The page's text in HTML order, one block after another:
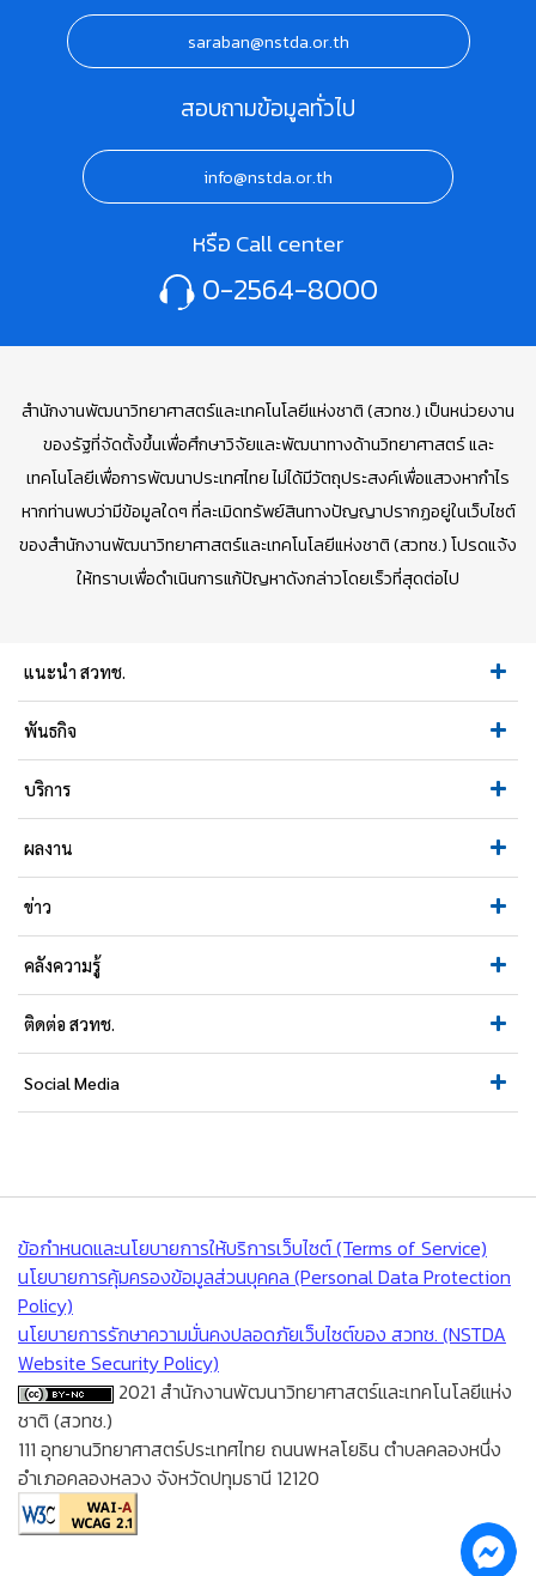
saraban@nstda.or.th
สอบถามข้อมูลทั่วไป
info@nstda.or.th
หรือ Call center
0-2564-8000
สำนักงานพัฒนาวิทยาศาสตร์และเทคโนโลยีแห่งชาติ (สวทช.) เป็นหน่วยงาน
ของรัฐที่จัดตั้งขึ้นเพื่อศึกษาวิจัยและพัฒนาทางด้านวิทยาศาสตร์ และ
เทคโนโลยีเพื่อการพัฒนาประเทศไทย ไม่ได้มีวัตถุประสงค์เพื่อแสวงหากำไร
หากท่านพบว่ามีข้อมูลใดๆ ที่ละเมิดทรัพย์สินทางปัญญาปรากฏอยู่ในเว็บไซต์
ของสำนักงานพัฒนาวิทยาศาสตร์และเทคโนโลยีแห่งชาติ (สวทช.) โปรดแจ้ง
ให้ทราบเพื่อดำเนินการแก้ปัญหาดังกล่าวโดยเร็วที่สุดต่อไป
แนะนำ สวทช.
พันธกิจ
บริการ
ผลงาน
ข่าว
คลังความรู้
ติดต่อ สวทช.
Social Media
ข้อกำหนดและนโยบายการให้บริการเว็บไซต์ (Terms of Service)
นโยบายการคุ้มครองข้อมูลส่วนบุคคล (Personal Data Protection
Policy)
นโยบายการรักษาความมั่นคงปลอดภัยเว็บไซต์ของ สวทช. (NSTDA
Website Security Policy)
2021 สำนักงานพัฒนาวิทยาศาสตร์และเทคโนโลยีแห่ง
ชาติ (สวทช.)
111 อุทยานวิทยาศาสตร์ประเทศไทย ถนนพหลโยธิน ตำบลคลองหนึ่ง
อำเภอคลองหลวง จังหวัดปทุมธานี 12120